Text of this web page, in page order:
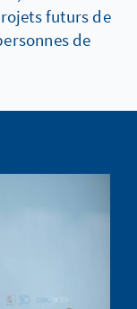
futurs de
de